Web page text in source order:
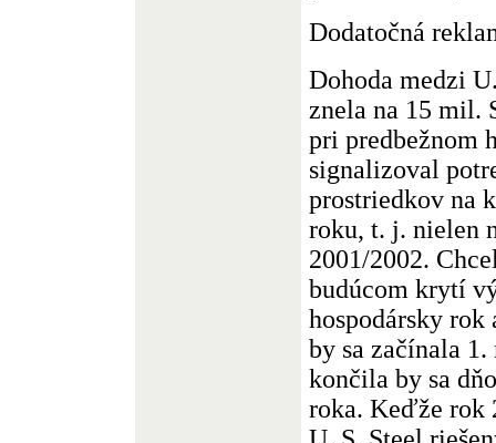
Dodatočná
Dohoda medzi
znela na 15 mil.
pri predbežnom
signalizoval
prostriedkov na
roku, t. j. nielen
2001/2002.
budúcom krytí
hospodársky rok
by sa začínala
končila by sa
roka. Keďže rok